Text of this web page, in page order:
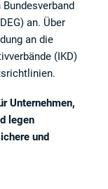
an. Über
an die
(IKD)
Unternehmen,
legen
und